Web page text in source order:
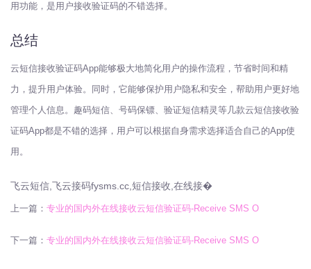
用功能，是用户接收验证码的不错选择。
总结
云短信接收验证码App能够极大地简化用户的操作流程，节省时间和精
力，提升用户体验。同时，它能够保护用户隐私和安全，帮助用户更好地
管理个人信息。趣码短信、号码保镖、验证短信精灵等几款云短信接收验
证码App都是不错的选择，用户可以根据自身需求选择适合自己的App使
用。
飞云短信,飞云接码fysms.cc,短信接收,在线接�
上一篇： 专业的国内外在线接收云短信验证码-Receive SMS O
下一篇： 专业的国内外在线接收云短信验证码-Receive SMS O